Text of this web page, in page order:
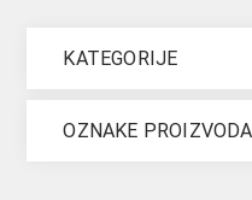
KATEGORIJE
OZNAKE PROIZVODA